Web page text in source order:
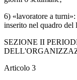
6) «lavoratore a
inserito nel quadro del
SEZIONE II
Articolo 3